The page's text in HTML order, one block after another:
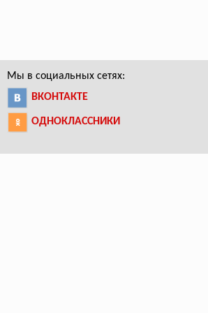
Мы в социальных сетях:
ВКОНТАКТЕ
ОДНОКЛАССНИКИ